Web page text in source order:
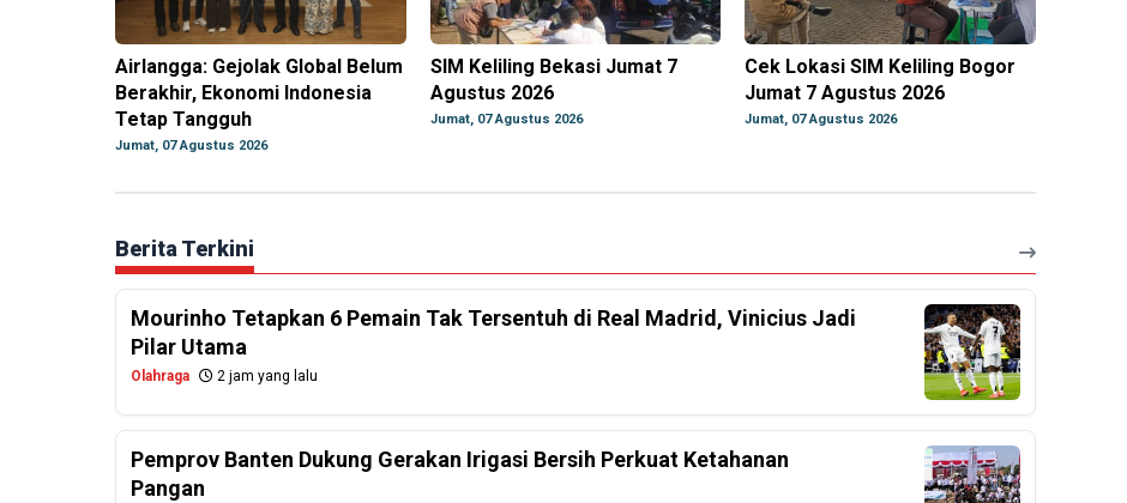
Airlangga: Gejolak Global Belum
Berakhir, Ekonomi Indonesia
Tetap Tangguh
Jumat, 07 Agustus 2026
SIM Keliling Bekasi Jumat 7
Agustus 2026
Jumat, 07 Agustus 2026
Cek Lokasi SIM Keliling Bogor
Jumat 7 Agustus 2026
Jumat, 07 Agustus 2026
Berita Terkini
Mourinho Tetapkan 6 Pemain Tak Tersentuh di Real Madrid, Vinicius Jadi
Pilar Utama
Olahraga 2 jam yang lalu
Pemprov Banten Dukung Gerakan Irigasi Bersih Perkuat Ketahanan
Pangan